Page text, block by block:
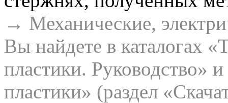
→ Механические,
Вы найдете в каталогах
пластики. Руководство»
пластики» (раздел